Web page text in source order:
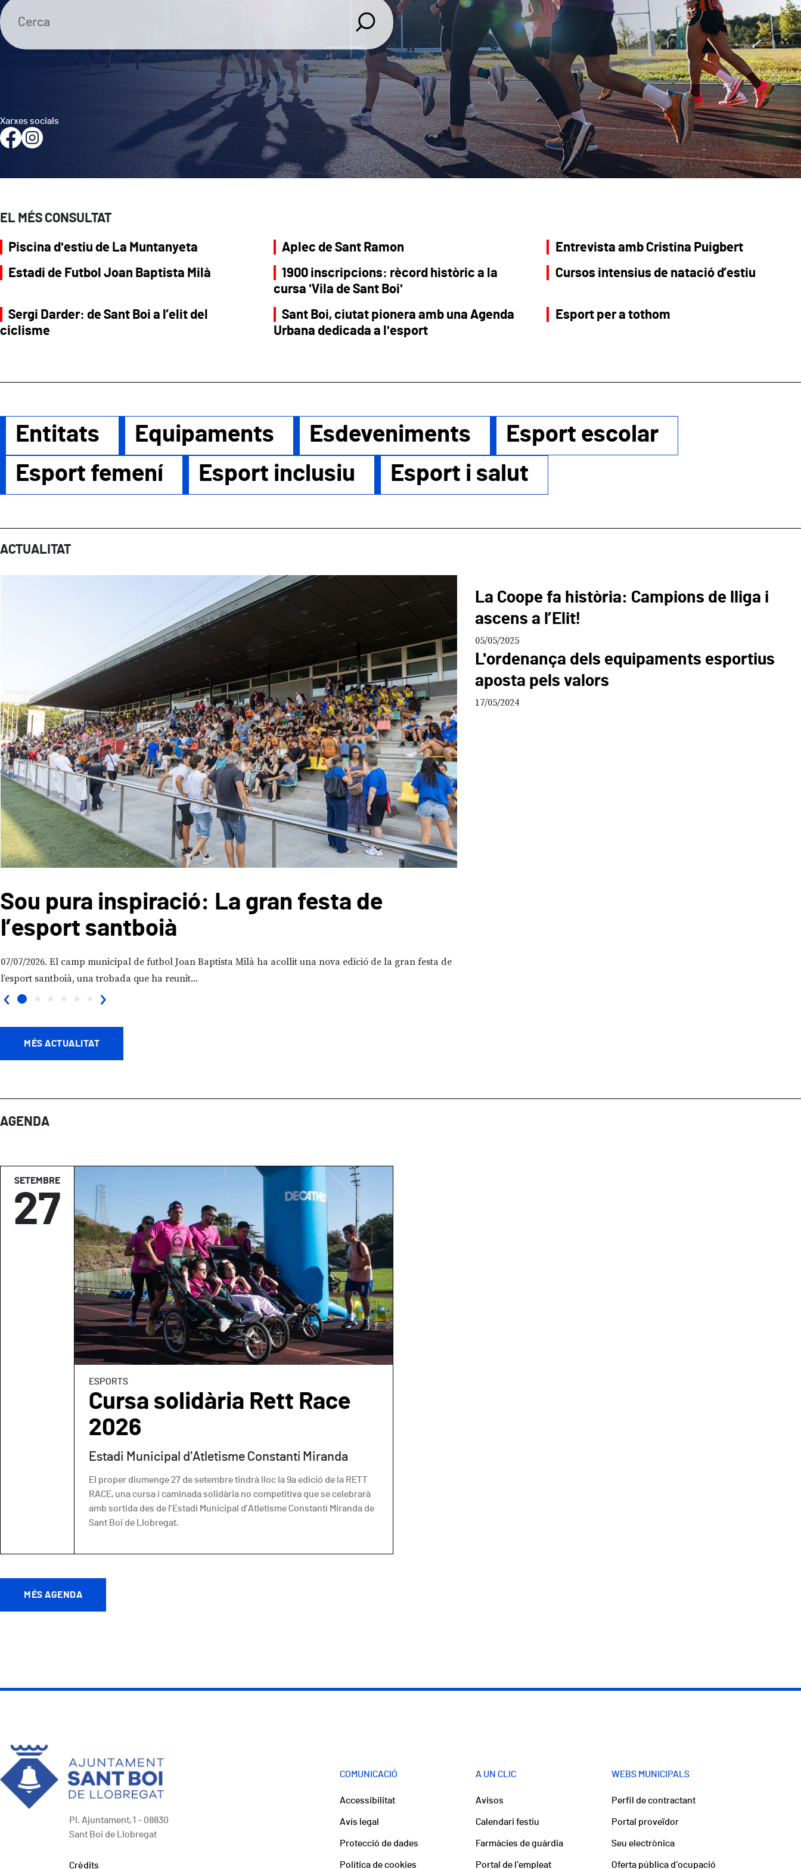
Xarxes socials
EL MÉS CONSULTAT
Piscina d'estiu de La Muntanyeta Aplec de Sant Ramon
Entrevista amb Cristina Puigbert
Estadi de Futbol Joan Baptista Milà
1900 inscripcions: rècord històric a la
cursa 'Vila de Sant Boi'
Cursos intensius de natació d’estiu
Sergi Darder: de Sant Boi a l’elit del
ciclisme
Sant Boi, ciutat pionera amb una Agenda
Urbana dedicada a l'esport
Esport per a tothom
Entitats Equipaments Esdeveniments
Esport escolar
Esport femení
Esport inclusiu Esport i salut
ACTUALITAT
Sou pura inspiració: La gran festa de
l’esport santboià
07/07/2026 El camp municipal de futbol Joan Baptista Milà ha acollit una nova edició de la gran festa de
l’esport santboià, una trobada que ha reunit...
‹ ›
La Coope fa història: Campions de lliga i
ascens a l’Elit!
05/05/2025
L'ordenança dels equipaments esportius
aposta pels valors
17/05/2024
MÉS ACTUALITAT
AGENDA
SETEMBRE
27
ESPORTS
Cursa solidària Rett Race
2026
Estadi Municipal d'Atletisme Constantí Miranda
El proper diumenge 27 de setembre tindrà lloc la 9a edició de la RETT
RACE, una cursa i caminada solidària no competitiva que se celebrarà
amb sortida des de l’Estadi Municipal d’Atletisme Constantí Miranda de
Sant Boi de Llobregat.
MÉS AGENDA
Pl. Ajuntament, 1 - 08830
Sant Boi de Llobregat
Peu
Crèdits
COMUNICACIÓ
Accessibilitat
Avís legal
Protecció de dades
Política de cookies
A UN CLIC
Avisos
Calendari festiu
Farmàcies de guàrdia
Portal de l'empleat
WEBS MUNICIPALS
Perfil de contractant
Portal proveïdor
Seu electrònica
Oferta pública d'ocupació